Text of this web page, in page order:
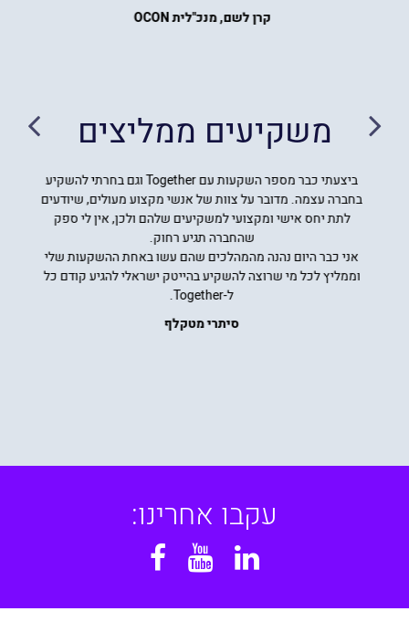
קרן לשם, מנכ"לית OCON
משקיעים ממליצים
ביצעתי כבר מספר השקעות עם Together וגם בחרתי להשקיע
בחברה עצמה. מדובר על צוות של אנשי מקצוע מעולים, שיודעים
לתת יחס אישי ומקצועי למשקיעים שלהם ולכן, אין לי ספק
שהחברה תגיע רחוק.
אני כבר היום נהנה מהמהלכים שהם עשו באחת ההשקעות שלי
וממליץ לכל מי שרוצה להשקיע בהייטק ישראלי להגיע קודם כל
ל-Together.
סיתרי מטקלף
עקבו אחרינו:
Linkedin
YouTube